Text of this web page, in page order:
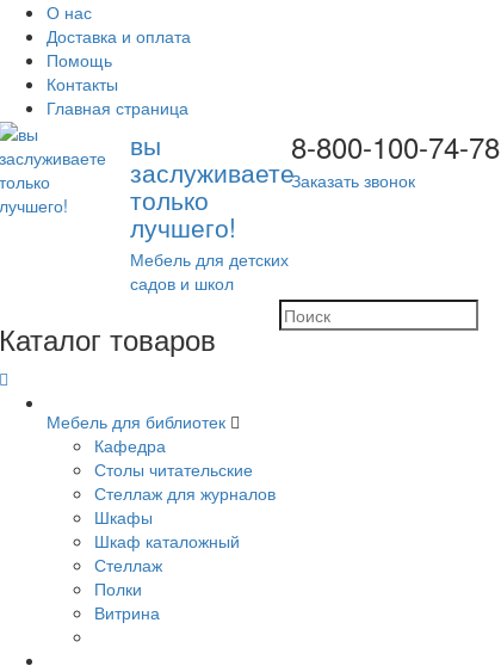
О нас
Доставка и оплата
Помощь
Контакты
Главная страница
вы
заслуживаете
только
лучшего!
Мебель для детских
садов и школ
8-800-100-74-78
Заказать звонок
Каталог товаров
Мебель для библиотек
Кафедра
Столы читательские
Стеллаж для журналов
Шкафы
Шкаф каталожный
Стеллаж
Полки
Витрина